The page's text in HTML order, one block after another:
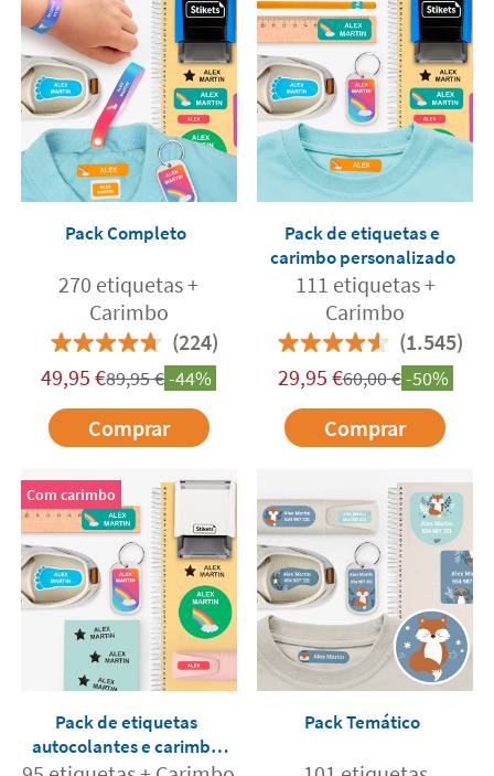
Pack Completo
270 etiquetas +
Carimbo
(224)
49,95 €89,95€-44%
Comprar
Pack de etiquetas e
carimbo personalizado
111 etiquetas +
Carimbo
(1.545)
29,95 €60,00€-50%
Comprar
Com carimbo
Pack de etiquetas
autocolantes e carimbo
personalizado
Pack Temático